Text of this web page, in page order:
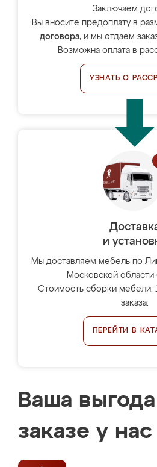
Заключаем
Вы вносите предоплату в
договора, и мы отдаём
Возможна оплата в
УЗНАТЬ О
и
Мы доставляем мебель по
Московской области
Стоимость сборки мебели:
заказа.
ПЕРЕЙТИ В
Ваша
заказе у нас